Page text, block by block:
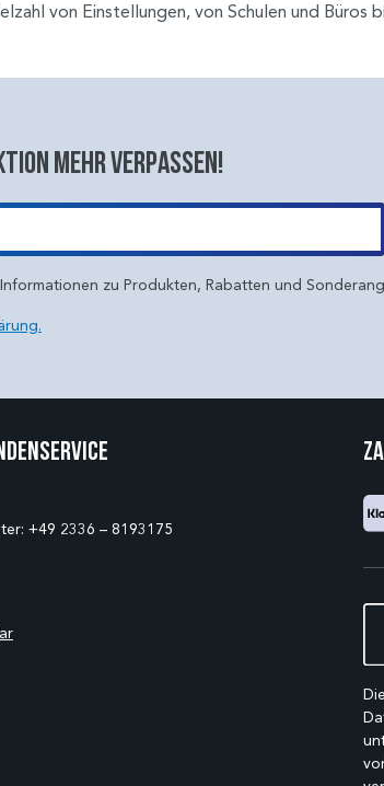
von Einstellungen, von Schulen und Büros
mehr verpassen!
zu Produkten, Rabatten und
+49 2336 – 8193175